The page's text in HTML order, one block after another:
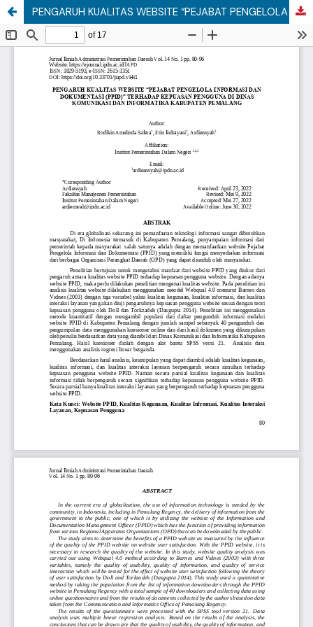
PENGARUH KUALITAS WEBSITE “PEJABAT PENGELOLA INFORMASI DAN DOKUMENTASI (PPID)” TERHADAP KEPUASAN PENGGUNA DI DINAS KOMUNIKASI DAN INFORMATIKA KABUPATEN PEMALANG